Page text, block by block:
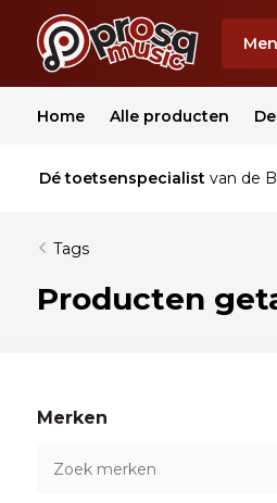
Home Alle producten
Dé toetsenspecialist van de
Tags
Producten
Merken